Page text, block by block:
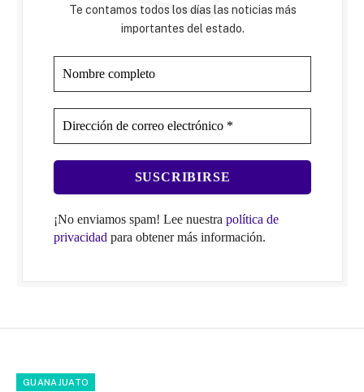
Te contamos todos los días las noticias más
importantes del estado.
¡No enviamos spam! Lee nuestra política de
privacidad para obtener más información.
GUANAJUATO